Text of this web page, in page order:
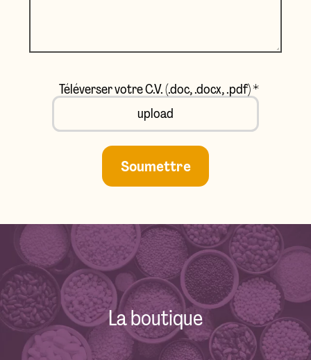
Téléverser votre C.V. (.doc, .docx, .pdf)*
upload
Soumettre
La boutique